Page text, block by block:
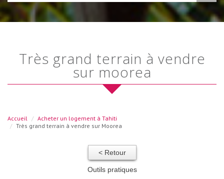
très grand terrain à vendre
sur moorea
Accueil
Acheter un logement à Tahiti
Très grand terrain à vendre sur Moorea
< Retour
Outils pratiques